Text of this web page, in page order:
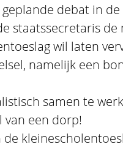
debat in de
staatssecretaris de
wil laten
namelijk een
samen te
van een dorp!